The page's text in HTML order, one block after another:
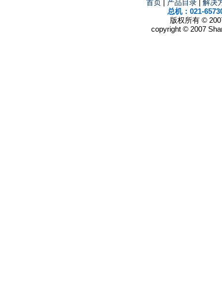
首页 产品目录
解决
总机：021-
版权所有 ©
copyright © 2007